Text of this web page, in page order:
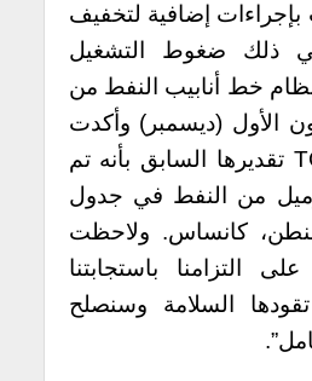
بإجراءات إضافية لتخفيف
ذلك ضغوط التشغيل
خط أنابيب النفط من
في 7 كانون الأول (ديسمبر) وأكدت
شركة TC Energy تقديرها السابق بأنه تم
14000 برميل من النفط في جدول
كانساس. ولاحظت
التزامنا باستجابتنا
السلامة وسنصلح